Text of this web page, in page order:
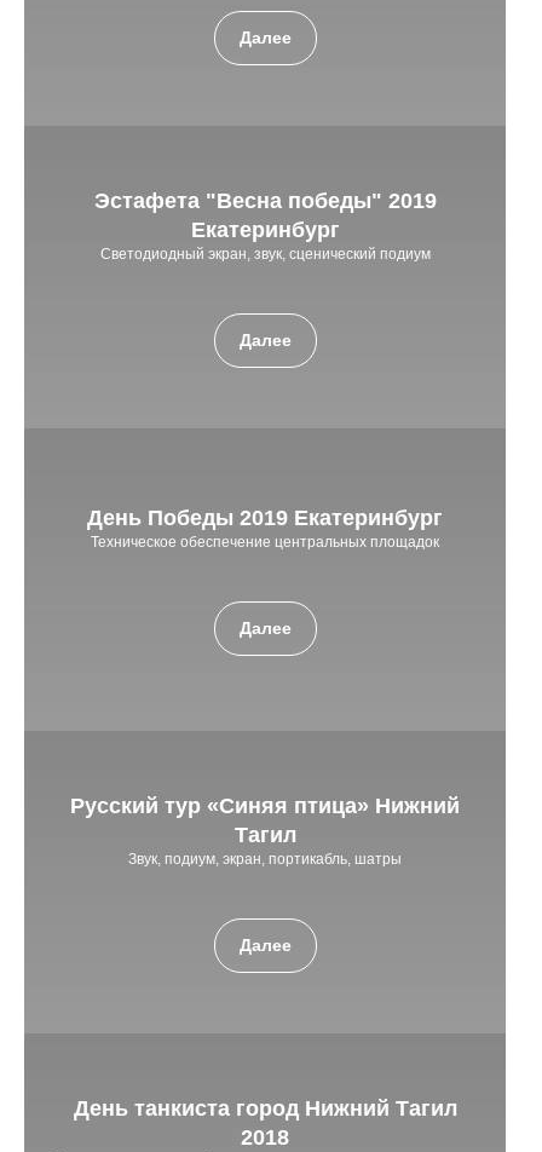
Далее
Эстафета "Весна победы" 2019
Екатеринбург
Светодиодный экран, звук, сценический подиум
Далее
День Победы 2019 Екатеринбург
Техническое обеспечение центральных площадок
Далее
Русский тур «Синяя птица» Нижний
Тагил
Звук, подиум, экран, портикабль, шатры
Далее
День танкиста город Нижний Тагил
2018